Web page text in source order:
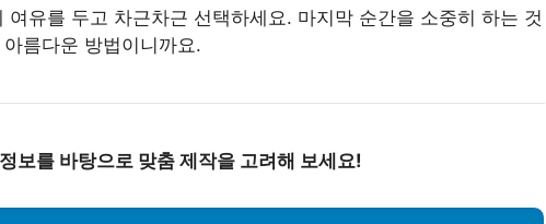
여유를 두고 차근차근 선택하세요. 마지막 순간을 소중히 하는 것
름다운 방법이니까요.
보를 바탕으로 맞춤 제작을 고려해 보세요!